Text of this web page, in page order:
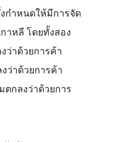
งกำหนดให้มีการจัด
กาหลี โดยทั้งสอง
ว่าด้วยการค้า
ว่าด้วยการค้า
ตกลงว่าด้วยการ